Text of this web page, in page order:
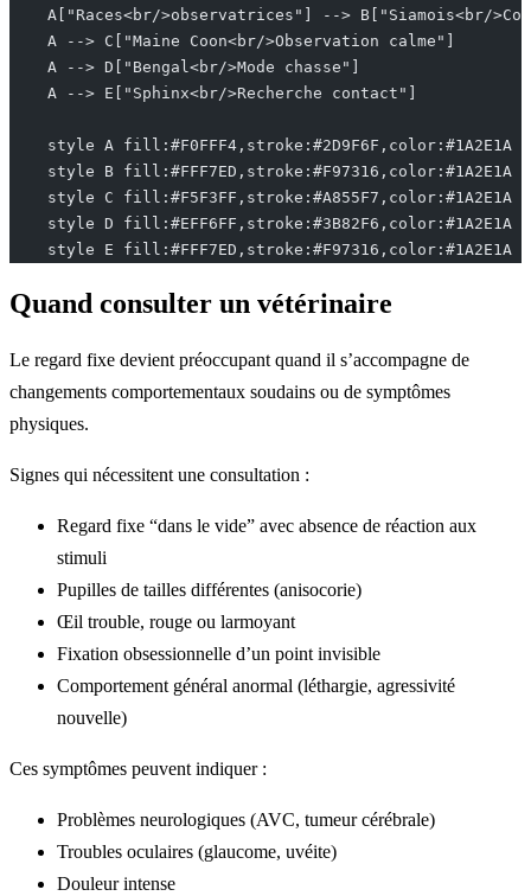
A["Races<br/>observatrices"] --> B["Siamois<br/
    A --> C["Maine Coon<br/>Observation calme"]
    A --> D["Bengal<br/>Mode chasse"]
    A --> E["Sphinx<br/>Recherche contact"]
    style A fill:#F0FFF4,stroke:#2D9F6F,color:#1A2E1A
    style B fill:#FFF7ED,stroke:#F97316,color:#1A2E1A
    style C fill:#F5F3FF,stroke:#A855F7,color:#1A2E1A
    style D fill:#EFF6FF,stroke:#3B82F6,color:#1A2E1A
    style E fill:#FFF7ED,stroke:#F97316,color:#1A2E1A
Quand consulter un vétérinaire
Le regard fixe devient préoccupant quand il s’accompagne de
changements comportementaux soudains ou de symptômes
physiques.
Signes qui nécessitent une consultation :
Regard fixe “dans le vide” avec absence de réaction aux
stimuli
Pupilles de tailles différentes (anisocorie)
Œil trouble, rouge ou larmoyant
Fixation obsessionnelle d’un point invisible
Comportement général anormal (léthargie, agressivité
nouvelle)
Ces symptômes peuvent indiquer :
Problèmes neurologiques (AVC, tumeur cérébrale)
Troubles oculaires (glaucome, uvéite)
Douleur intense